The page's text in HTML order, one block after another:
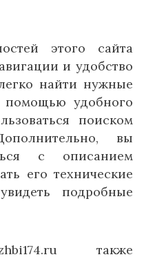
этого сайта
и удобство
найти нужные
удобного
поиском
вы
с описанием
его технические
подробные
также